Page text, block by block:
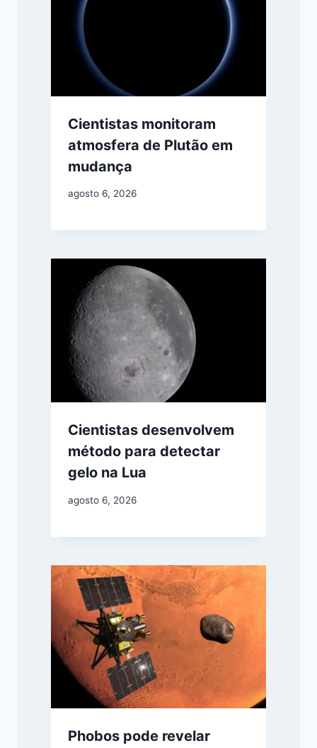
Cientistas monitoram
atmosfera de Plutão em
mudança
agosto 6, 2026
Cientistas desenvolvem
método para detectar
gelo na Lua
agosto 6, 2026
Phobos pode revelar